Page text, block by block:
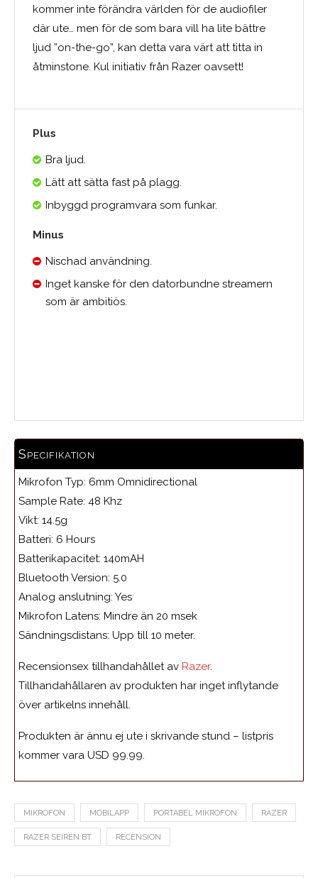
kommer inte förändra världen för de audiofiler
där ute… men för de som bara vill ha lite bättre
ljud ”on-the-go”, kan detta vara värt att titta in
åtminstone. Kul initiativ från Razer oavsett!
Plus
Bra ljud.
Lätt att sätta fast på plagg.
Inbyggd programvara som funkar.
Minus
Nischad användning.
Inget kanske för den datorbundne streamern
som är ambitiös.
Specifikation
Mikrofon Typ: 6mm Omnidirectional
Sample Rate: 48 Khz
Vikt: 14.5g
Batteri: 6 Hours
Batterikapacitet: 140mAH
Bluetooth Version: 5.0
Analog anslutning: Yes
Mikrofon Latens: Mindre än 20 msek
Sändningsdistans: Upp till 10 meter.
Recensionsex tillhandahållet av Razer.
Tillhandahållaren av produkten har inget inflytande
över artikelns innehåll.
Produkten är ännu ej ute i skrivande stund – listpris
kommer vara USD 99.99.
MIKROFON MOBILAPP PORTABEL MIKROFON RAZER
RAZER SEIREN BT RECENSION